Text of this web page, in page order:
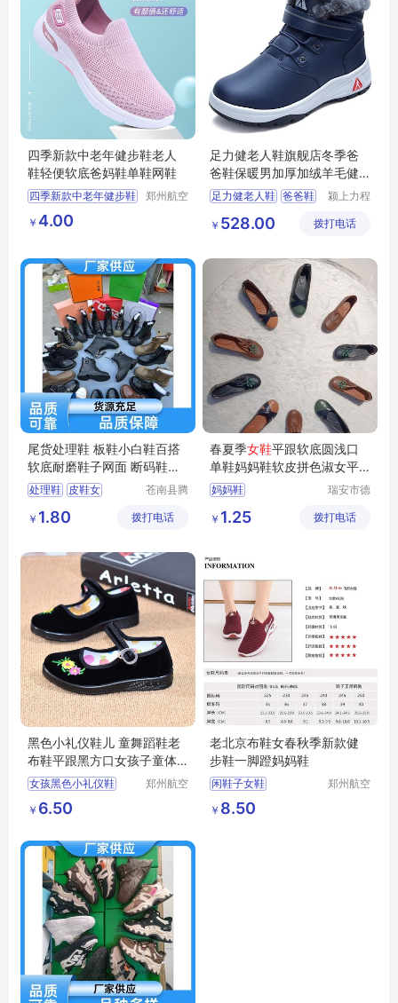
四季新款中老年健步鞋老人
鞋轻便软底爸妈鞋单鞋网鞋
四季新款中老年健步鞋
老人鞋轻便软底爸妈鞋
单鞋网鞋
郑州航空
￥ 4.00
足力健老人鞋旗舰店冬季爸
爸鞋保暖男加厚加绒羊毛健
步鞋
足力健老人鞋 爸爸鞋
加绒羊毛健步鞋
颍上力程
有限公司
￥ 528.00 拨打电话
尾货处理鞋 板鞋小白鞋百搭
软底耐磨鞋子网面 断码鞋直
供
处理鞋 皮鞋女
跑步鞋男轻便
苍南县腾
务商行
￥ 1.80 拨打电话
春夏季女鞋平跟软底圆浅口
单鞋妈妈鞋软皮拼色淑女平
底鞋懒人鞋女
妈妈鞋
瑞安市德
￥ 1.25 拨打电话
黑色小礼仪鞋儿 童舞蹈鞋老
布鞋平跟黑方口女孩子童体
操
女孩黑色小礼仪鞋
女孩子童体操
郑州航空
￥ 6.50
老北京布鞋女春秋季新款健
步鞋一脚蹬妈妈鞋
闲鞋子女鞋
透气飞织女鞋
一脚蹬妈妈鞋
郑州航空
￥ 8.50